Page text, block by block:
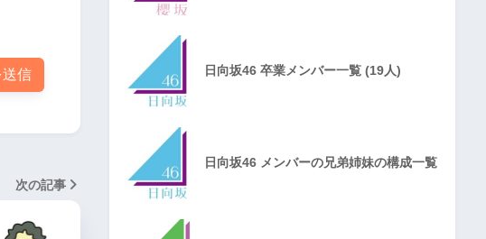
次の記事
日向坂46 卒業メンバー一覧 (19人)
日向坂46 メンバーの兄弟姉妹の構成一覧